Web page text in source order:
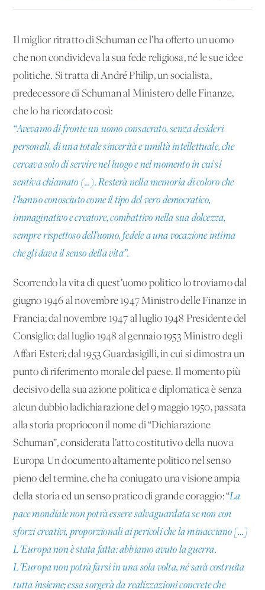
Il miglior ritratto di Schuman ce l’ha offerto un uomo
che non condivideva la sua fede religiosa, né le sue idee
politiche. Si tratta di André Philip, un socialista,
predecessore di Schuman al Ministero delle Finanze,
che lo ha ricordato così:
“Avevamo di fronte un uomo consacrato, senza desideri
personali, di una totale sincerità e umiltà intellettuale, che
cercava solo di servire nel luogo e nel momento in cui si
sentiva chiamato (...). Resterà nella memoria di coloro che
l’hanno conosciuto come il tipo del vero democratico,
immaginativo e creatore, combattivo nella sua dolcezza,
sempre rispettoso dell’uomo, fedele a una vocazione intima
che gli dava il senso della vita”.
Scorrendo la vita di quest’uomo politico lo troviamo dal
giugno 1946 al novembre 1947 Ministro delle Finanze in
Francia; dal novembre 1947 al luglio 1948 Presidente del
Consiglio; dal luglio 1948 al gennaio 1953 Ministro degli
Affari Esteri; dal 1953 Guardasigilli, in cui si dimostra un
punto di riferimento morale del paese. Il momento più
decisivo della sua azione politica e diplomatica è senza
alcun dubbio ladichiarazione del 9 maggio 1950, passata
alla storia propriocon il nome di “Dichiarazione
Schuman”, considerata l’atto costitutivo della nuova
Europa Un documento altamente politico nel senso
pieno del termine, che ha coniugato una visione ampia
della storia ed un senso pratico di grande coraggio: “La
pace mondiale non potrà essere salvaguardata se non con
sforzi creativi, proporzionali ai pericoli che la minacciano […]
L'Europa non è stata fatta: abbiamo avuto la guerra.
L'Europa non potrà farsi in una sola volta, né sarà costruita
tutta insieme; essa sorgerà da realizzazioni concrete che